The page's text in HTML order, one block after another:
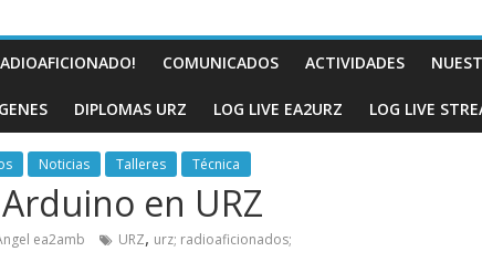
COMUNICADOS ACTIVIDADES
DIPLOMAS URZ LOG LIVE EA2URZ LOG LIVE
Noticias Talleres Técnica
en URZ
ea2amb URZ, urz; radioaficionados;